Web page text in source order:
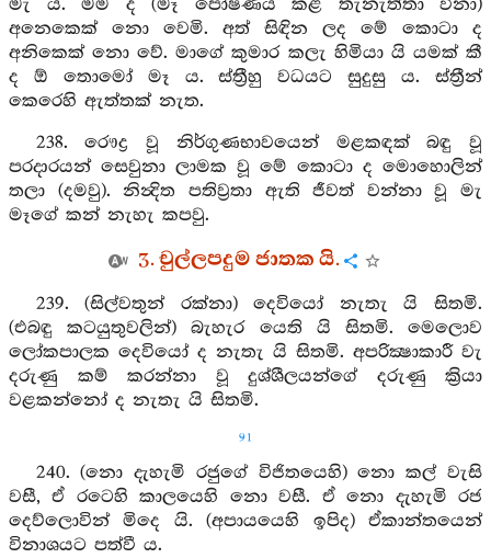
මැ ය. මම ද (මෑ පෝෂණය කළ තැනැත්තා විනා)
අනෙකෙක් නො වෙමි. අත් සිඳින ලද මේ කොටා ද
අනිකෙක් නො වේ. මාගේ කුමාර කලැ හිමියා යි යමක් කී
ද ඕ තොමෝ මෑ ය. ස්ත්‍රීහු වධයට සුදුසු ය. ස්ත්‍රීන්
කෙරෙහි ඇත්තක් නැත.
238. රෞද්‍ර වූ නිර්ගුණභාවයෙන් මළකඳක් බඳු වූ
පරදාරයන් සෙවුනා ලාමක වූ මේ කොටා ද මොහොලින්
තලා (දමවු). නින්‍දිත පතිව්‍රතා ඇති ජීවත් වන්නා වූ මැ
මෑගේ කන් නැහැ කපවු.
3. චුල්ලපදුම ජාතක යි.
239. (සිල්වතුන් රක්නා) දෙවියෝ නැතැ යි සිතමි.
(එබඳු කටයුතුවලින්) බැහැර යෙති යි සිතමි. මෙලොව
ලෝකපාලක දෙවියෝ ද නැතැ යි සිතමි. අපරික්‍ෂාකාරී වැ
දරුණු කම් කරන්නා වූ දුශ්ශීලයන්ගේ දරුණු ක්‍රියා
වළකන්නෝ ද නැතැ යි සිතමි.
91
240. (නො දැහැමි රජුගේ විජිතයෙහි) නො කල් වැසි
වසී, ඒ රටෙහි කාලයෙහි නො වසී. ඒ නො දැහැමි රජ
දෙව්ලොවින් මිදෙ යි. (අපායයෙහි ඉපිද) ඒකාන්තයෙන්
විනාශයට පත්වී ය.